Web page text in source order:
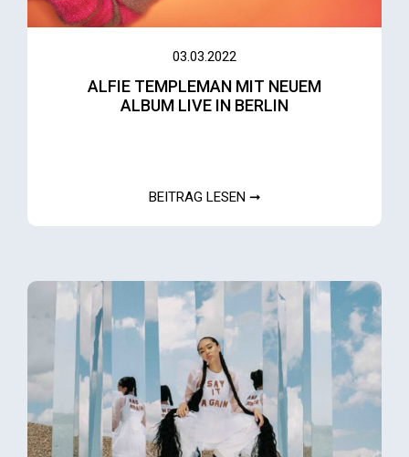
03.03.2022
ALFIE TEMPLEMAN MIT NEUEM
ALBUM LIVE IN BERLIN
BEITRAG LESEN ➞